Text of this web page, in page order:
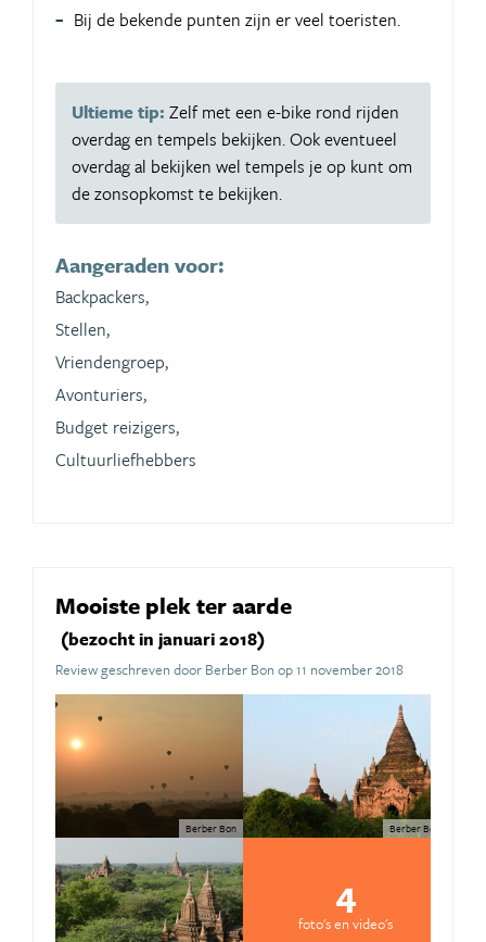
Bij de bekende punten zijn er veel toeristen.
Ultieme tip: Zelf met een e-bike rond rijden
overdag en tempels bekijken. Ook eventueel
overdag al bekijken wel tempels je op kunt om
de zonsopkomst te bekijken.
Aangeraden voor:
Backpackers,
Stellen,
Vriendengroep,
Avonturiers,
Budget reizigers,
Cultuurliefhebbers
Mooiste plek ter aarde
(bezocht in januari 2018)
Review geschreven door Berber Bon op 11 november 2018
Berber Bon Berber Bon
4
foto's en video's